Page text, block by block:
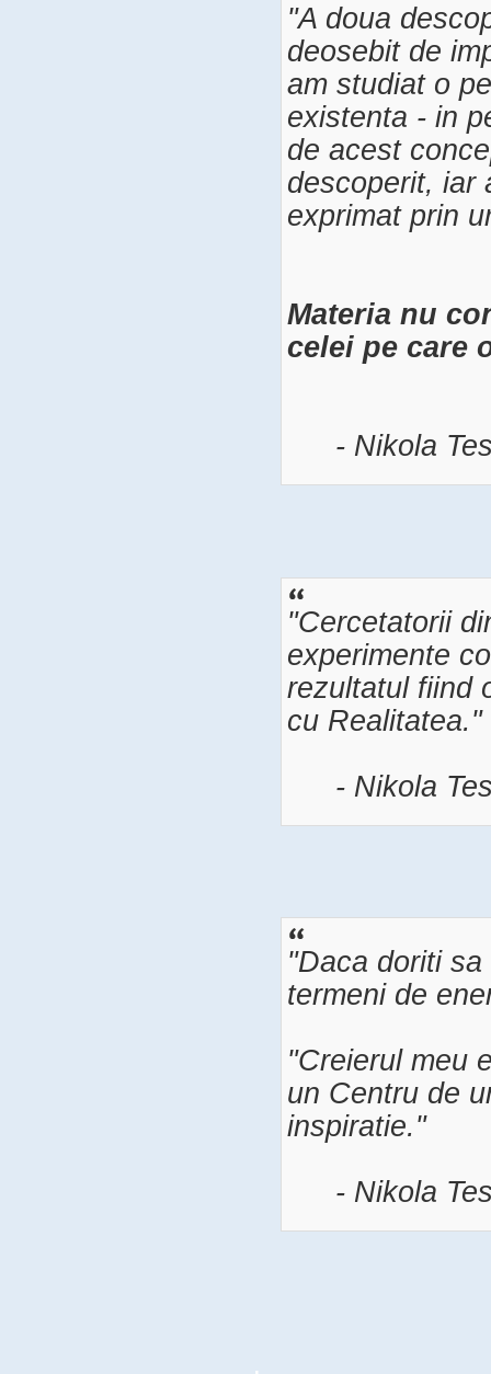
"A doua
deosebit de
am studiat o
existenta - in
de acest
descoperit, iar
exprimat prin
Materia nu
celei pe care
- Nikola
"Cercetatorii
experimente
rezultatul fiind
cu Realitatea."
- Nikola
"Daca doriti
termeni de
"Creierul meu
un Centru de
inspiratie."
- Nikola
.